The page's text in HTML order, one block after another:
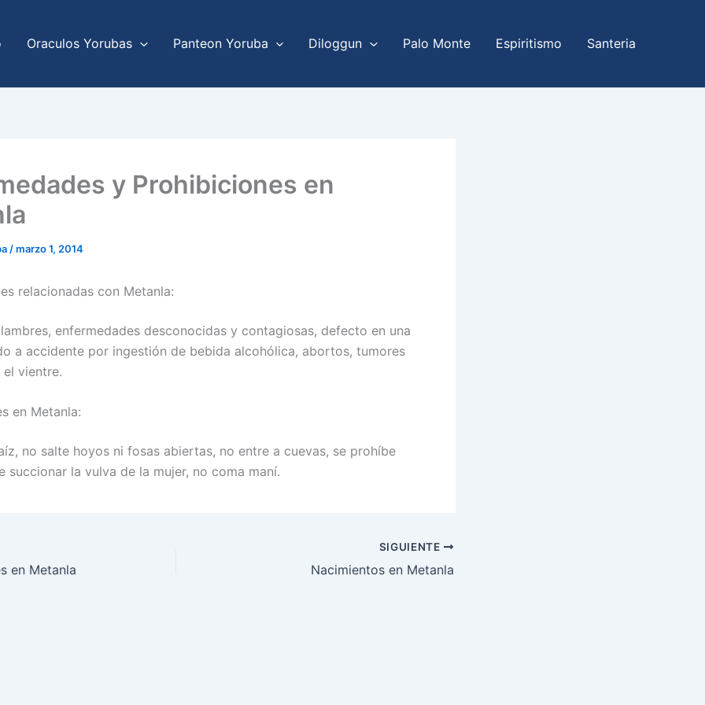
Oraculos Yorubas Panteon Yoruba Diloggun Palo Monte Espiritismo Santeria
y Prohibiciones en
/marzo 1, 2014
relacionadas con Metanla:
enfermedades desconocidas y contagiosas, defecto en una
a accidente por ingestión de bebida alcohólica, abortos, tumores
el vientre.
en Metanla:
no salte hoyos ni fosas abiertas, no entre a cuevas, se prohíbe
succionar la vulva de la mujer, no coma maní.
en Metanla
SIGUIENTE
Nacimientos en Metanla